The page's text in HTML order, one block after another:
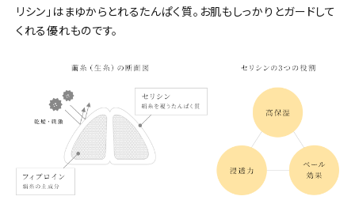
リシン」はまゆからとれるたんぱく質。お肌もしっかりとガードして
くれる優れものです。